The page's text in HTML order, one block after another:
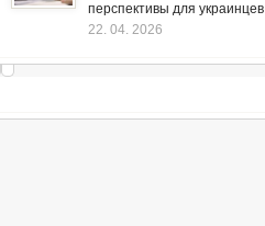
перспективы для украинцев
22. 04. 2026